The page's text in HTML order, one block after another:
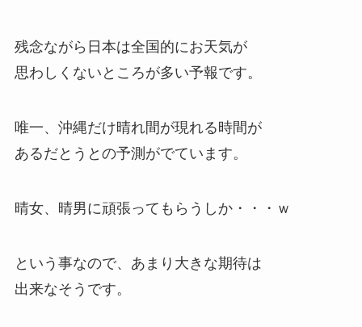
残念ながら日本は全国的にお天気が
思わしくないところが多い予報です。
唯一、 沖縄だけ晴れ間が現れる時間が
あるだとう との予測がでています。
晴女、晴男に頑張ってもらうしか・・・ｗ
という事なので、あまり大きな期待は
出来なそうです。